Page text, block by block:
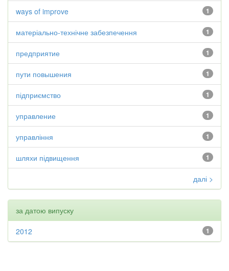
1
ways of improve
1
матеріально-технічне забезпечення
1
предприятие
1
пути повышения
1
підприємство
1
управление
1
управління
1
шляхи підвищення
далі >
за датою випуску
1
2012